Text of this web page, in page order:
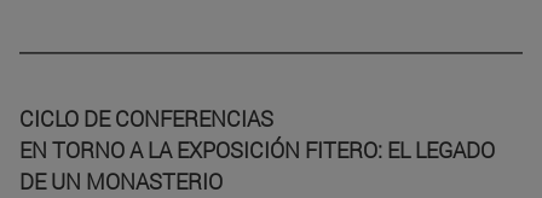
CICLO DE CONFERENCIAS
EN TORNO A LA EXPOSICIÓN FITERO: EL LEGADO
DE UN MONASTERIO